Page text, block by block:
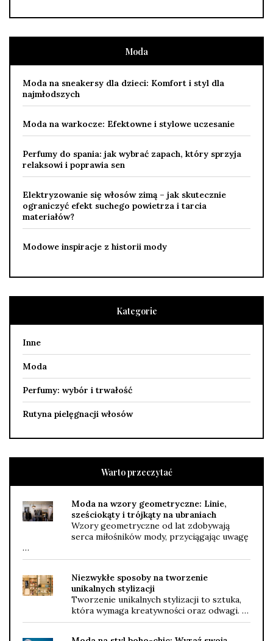
Moda
Moda na sneakersy dla dzieci: Komfort i styl dla
najmłodszych
Moda na warkocze: Efektowne i stylowe uczesanie
Perfumy do spania: jak wybrać zapach, który sprzyja
relaksowi i poprawia sen
Elektryzowanie się włosów zimą – jak skutecznie
ograniczyć efekt suchego powietrza i tarcia
materiałów?
Modowe inspiracje z historii mody
Kategorie
Inne
Moda
Perfumy: wybór i trwałość
Rutyna pielęgnacji włosów
Warto przeczytać
Moda na wzory geometryczne: Linie,
sześciokąty i trójkąty na ubraniach
Wzory geometryczne od lat zdobywają
serca miłośników mody, przyciągając uwagę
…
Niezwykłe sposoby na tworzenie
unikalnych stylizacji
Tworzenie unikalnych stylizacji to sztuka,
która wymaga kreatywności oraz odwagi. …